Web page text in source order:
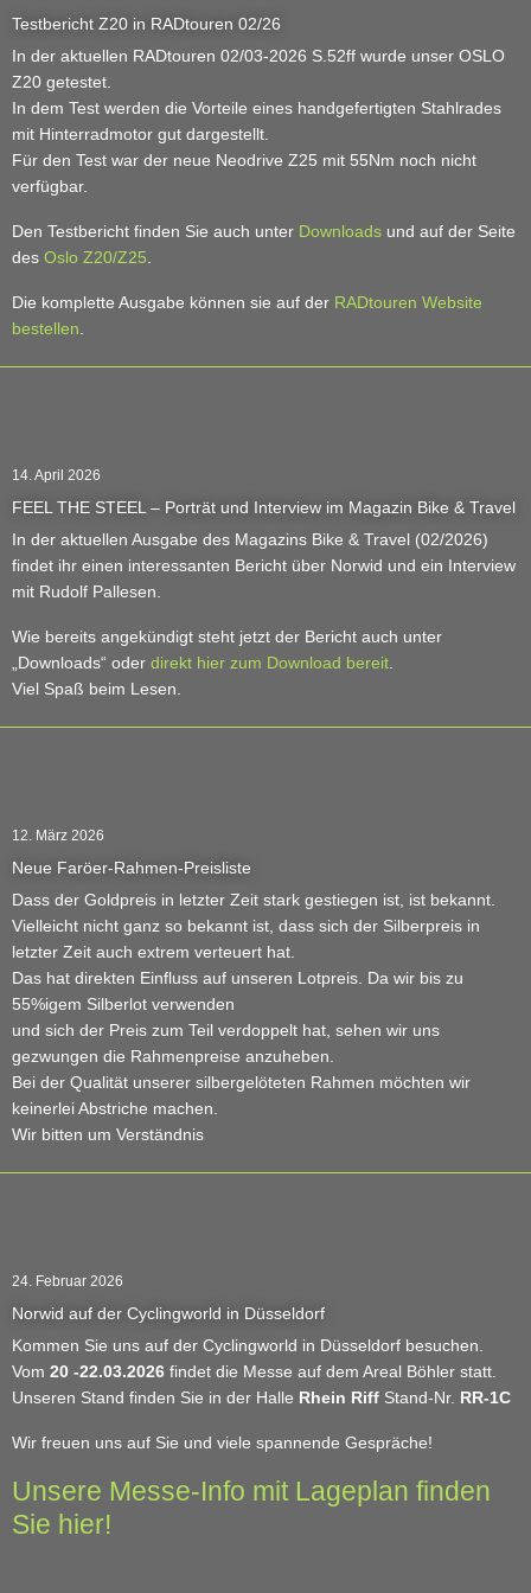
Testbericht Z20 in RADtouren 02/26
In der aktuellen RADtouren 02/03-2026 S.52ff wurde unser OSLO
Z20 getestet.
In dem Test werden die Vorteile eines handgefertigten Stahlrades
mit Hinterradmotor gut dargestellt.
Für den Test war der neue Neodrive Z25 mit 55Nm noch nicht
verfügbar.
Den Testbericht finden Sie auch unter Downloads und auf der Seite
des Oslo Z20/Z25
Die komplette Ausgabe können sie auf der RADtouren Website
bestellen
14. April 2026
FEEL THE STEEL – Porträt und Interview im Magazin Bike & Travel
In der aktuellen Ausgabe des Magazins Bike & Travel (02/2026)
findet ihr einen interessanten Bericht über Norwid und ein Interview
mit Rudolf Pallesen.
Wie bereits angekündigt steht jetzt der Bericht auch unter
„Downloads“ oder direkt hier zum Download bereit
Viel Spaß beim Lesen.
12. März 2026
Neue Faröer-Rahmen-Preisliste
Dass der Goldpreis in letzter Zeit stark gestiegen ist, ist bekannt.
Vielleicht nicht ganz so bekannt ist, dass sich der Silberpreis in
letzter Zeit auch extrem verteuert hat.
Das hat direkten Einfluss auf unseren Lotpreis. Da wir bis zu
55%igem Silberlot verwenden
und sich der Preis zum Teil verdoppelt hat, sehen wir uns
gezwungen die Rahmenpreise anzuheben.
Bei der Qualität unserer silbergelöteten Rahmen möchten wir
keinerlei Abstriche machen.
Wir bitten um Verständnis
24. Februar 2026
Norwid auf der Cyclingworld in Düsseldorf
Kommen Sie uns auf der Cyclingworld in Düsseldorf besuchen.
Vom 20 -22.03.2026 findet die Messe auf dem Areal Böhler statt.
Unseren Stand finden Sie in der Halle Rhein Riff Stand-Nr. RR-1C
Wir freuen uns auf Sie und viele spannende Gespräche!
Unsere Messe-Info mit Lageplan finden
Sie hier!